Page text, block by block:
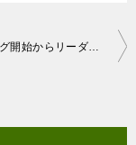
トレーニング開始からリーダーウォークまで シーズー1歳の女の子